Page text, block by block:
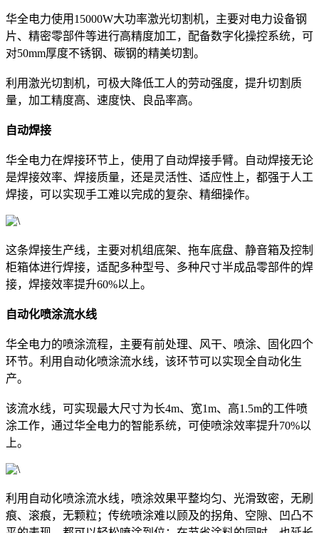
华全电力使用15000W大功率激光切割机，主要对电力设备钢
片、精密零部件等进行高精度加工，配备数字化操控系统，可
对50mm厚度不锈钢、碳钢的精美切割。
利用激光切割机，可极大降低工人的劳动强度，提升切割质
量，加工精度高、速度快、良品率高。
自动焊接
华全电力在焊接环节上，使用了自动焊接手臂。自动焊接无论
是焊接效率、焊接质量，还是灵活性、适应性上，都强于人工
焊接，可以实现手工难以完成的复杂、精细操作。
这条焊接生产线，主要对机组底架、拖车底盘、静音箱及控制
柜箱体进行焊接，适配多种型号、多种尺寸半成品零部件的焊
接，焊接效率提升60%以上。
自动化喷涂流水线
华全电力的喷涂流程，主要有前处理、风干、喷涂、固化四个
环节。利用自动化喷涂流水线，该环节可以实现全自动化生
产。
该流水线，可实现最大尺寸为长4m、宽1m、高1.5m的工件喷
涂工作，通过华全电力的智能系统，可使喷涂效率提升70%以
上。
利用自动化喷涂流水线，喷涂效果平整均匀、光滑致密，无刷
痕、滚痕，无颗粒；传统喷涂难以顾及的拐角、空隙、凹凸不